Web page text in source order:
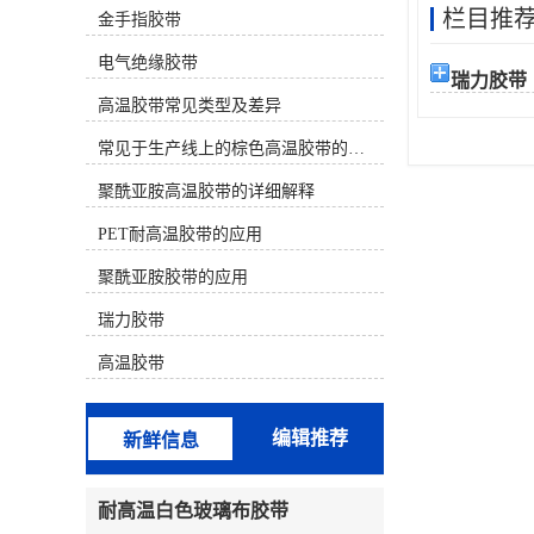
栏目推
瑞力胶带
材质） 决定。下面为您分类介绍几种
一、 较佳选择（高温且基本无残胶）
这类胶带使用有机硅压敏胶或特殊配
方，专门设计用于高温后干净移除。
聚酰亚胺高温胶带（金手指胶带）材
质：茶色/琥珀色薄膜。耐温性：长期
耐温 260°C，短期可至300°C以上。特
点：较常用、较可靠的选择之一。背
面常带有离型纸。其有机硅胶水配方
通常不留残胶。广泛用于SMT回流
焊、波峰焊、电路板保护、线圈缠
绕。注意：劣质产品胶水配方不佳，
仍可能留胶。特氟龙高温胶带（铁氟
龙胶带）材质：白色/黑色，表面极其
光滑。耐温性：较高可达 260°C -
300°C。特点：防粘性极好，本身就
是不粘材料，因此几乎绝对不留残
胶。常用于热塑封口机、熨斗底板、
烘焙模具、化工防粘。缺点是强度较
低，价格较贵。二、 性价比选择（中
金手指胶带
电气绝缘胶带
高温胶带常见类型及差异
常见于生产线上的棕色高温胶带的特性及应用
聚酰亚胺高温胶带的详细解释
PET耐高温胶带的应用
聚酰亚胺胶带的应用
瑞力胶带
高温胶带
新鲜信息 编辑推荐
耐高温白色玻璃布胶带